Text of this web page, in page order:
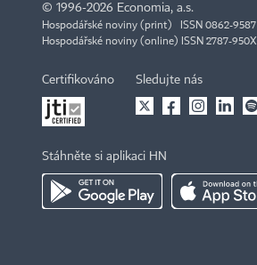
© 1996-2026 Economia, a.s.
Hospodářské noviny (print) ISSN 0862-9587
Hospodářské noviny (online) ISSN 2787-950X
Certifikováno Sledujte nás
Stáhněte si aplikaci HN